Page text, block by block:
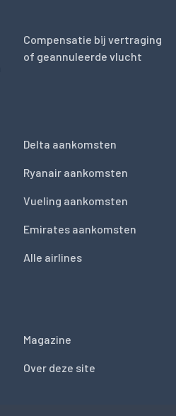
Compensatie bij vertraging
of geannuleerde vlucht
Delta aankomsten
Ryanair aankomsten
Vueling aankomsten
Emirates aankomsten
Alle airlines
Magazine
Over deze site